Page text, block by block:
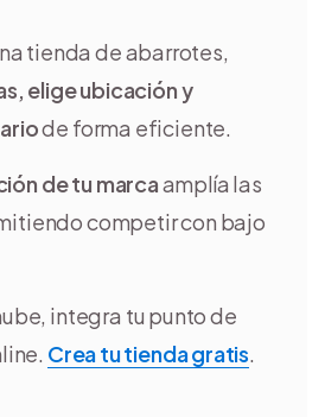
tienda de abarrotes,
elige ubicación y
de forma eficiente.
de tu marcaamplía las
competir con bajo
integra tu punto de
Crea tu tienda gratis